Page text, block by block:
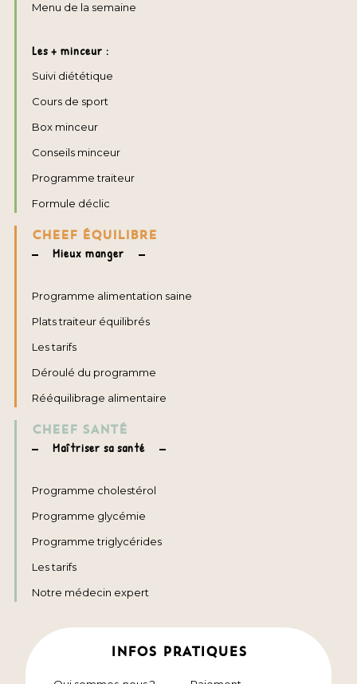
Menu de la semaine
Les + minceur :
Suivi diététique
Cours de sport
Box minceur
Conseils minceur
Programme traiteur
Formule déclic
CHEEF ÉQUILIBRE
Mieux manger
Programme alimentation saine
Plats traiteur équilibrés
Les tarifs
Déroulé du programme
Rééquilibrage alimentaire
CHEEF SANTÉ
Maîtriser sa santé
Programme cholestérol
Programme glycémie
Programme triglycérides
Les tarifs
Notre médecin expert
INFOS PRATIQUES